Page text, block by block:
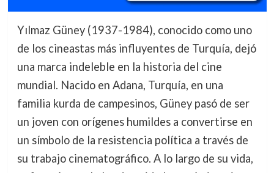
Yılmaz Güney (1937-1984), conocido como uno
de los cineastas más influyentes de Turquía, dejó
una marca indeleble en la historia del cine
mundial. Nacido en Adana, Turquía, en una
familia kurda de campesinos, Güney pasó de ser
un joven con orígenes humildes a convertirse en
un símbolo de la resistencia política a través de
su trabajo cinematográfico. A lo largo de su vida,